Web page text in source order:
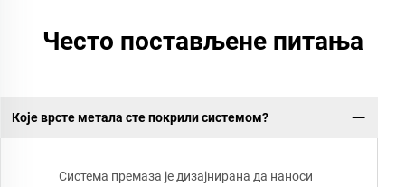
Често постављене питања
Које врсте метала сте покрили системом?
Система премаза је дизајнирана да наноси